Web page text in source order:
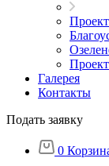
Галерея
Контакты
Подать заявку
0